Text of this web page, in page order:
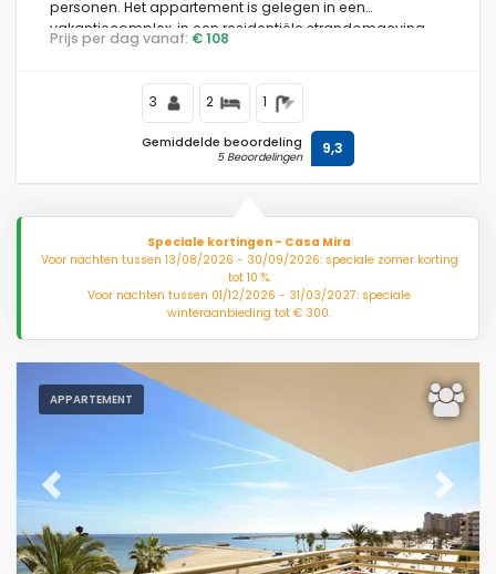
Voorwaarden
Faciliteiten
Afstanden
personen. Het appartement is gelegen in een
vakantiecomplex, in een residentiële strandomgeving,
dicht bij restaurants en bars, winkels en supermarkten,
Middellandse Zee.
Prijs per dag vanaf: € 108
3 2 1
Gemiddelde beoordeling
5 Beoordelingen 9,3
Speciale kortingen - Casa Mira
Voor nachten tussen 13/08/2026 - 30/09/2026: speciale zomer korting
tot 10 %.
Voor nachten tussen 01/12/2026 - 31/03/2027: speciale
winteraanbieding tot € 300.
APPARTEMENT
Previous Next